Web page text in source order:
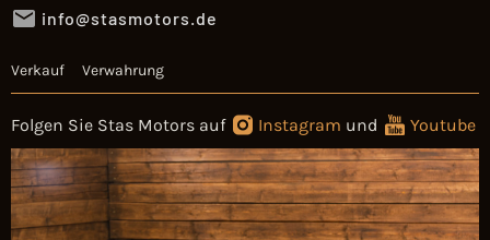
info@stasmotors.de
Verkauf Verwahrung
Folgen Sie Stas Motors auf Instagram und Youtube